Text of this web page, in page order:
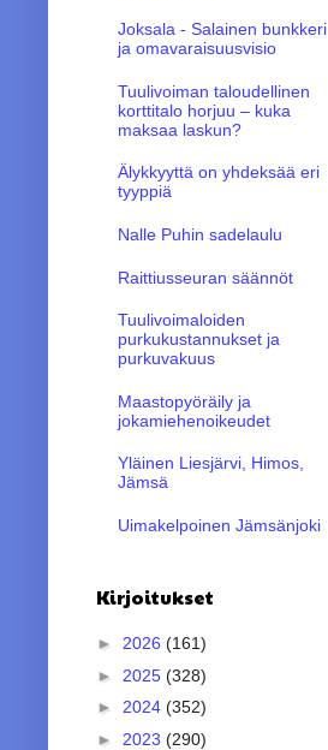
Joksala - Salainen bunkkeri
ja omavaraisuusvisio
Tuulivoiman taloudellinen
korttitalo horjuu – kuka
maksaa laskun?
Älykkyyttä on yhdeksää eri
tyyppiä
Nalle Puhin sadelaulu
Raittiusseuran säännöt
Tuulivoimaloiden
purkukustannukset ja
purkuvakuus
Maastopyöräily ja
jokamiehenoikeudet
Yläinen Liesjärvi, Himos,
Jämsä
Uimakelpoinen Jämsänjoki
Kirjoitukset
► 2026 (161)
► 2025 (328)
► 2024 (352)
► 2023 (290)